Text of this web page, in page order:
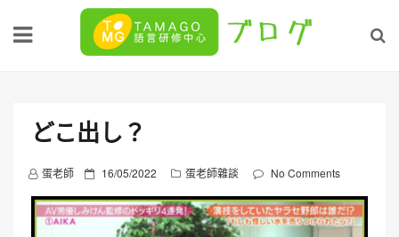
どこ出し？
蛋老師
P
o
s
16/05/2022 蛋老師雜談 No Comments